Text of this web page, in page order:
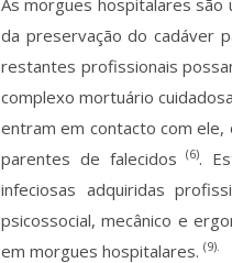
As morgues hospitalares
da preservação do cadáver
restantes profissionais
complexo mortuário
entram em contacto com ele,
parentes de falecidos (6).
infeciosas adquiridas
psicossocial, mecânico e
em morgues hospitalares. (9).